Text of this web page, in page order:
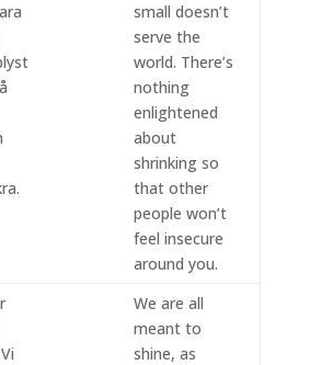
small doesn’t
serve the
world. There’s
nothing
enlightened
about
shrinking so
that other
people won’t
feel insecure
around you.
We are all
meant to
shine, as